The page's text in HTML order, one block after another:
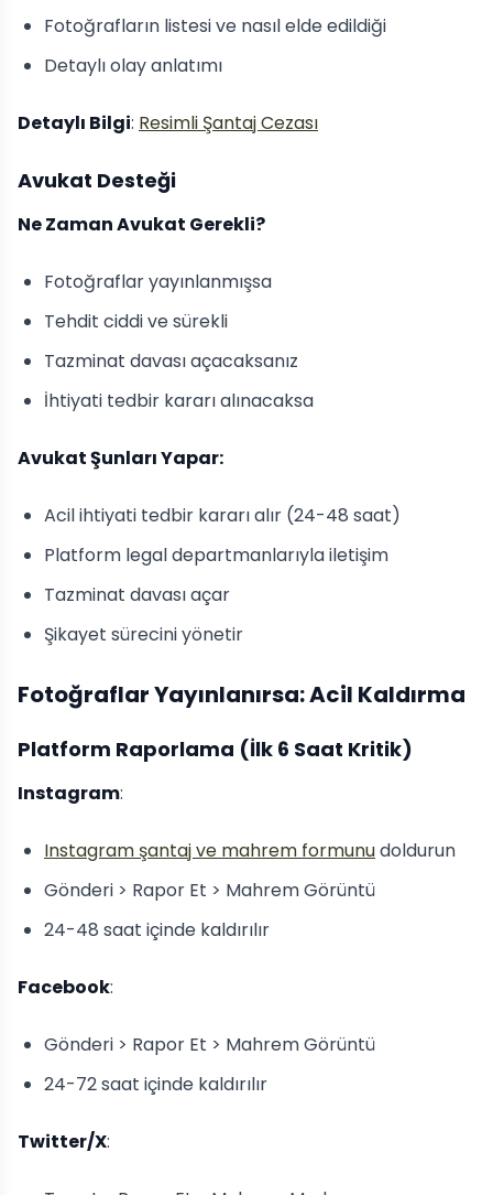
Fotoğrafların listesi ve nasıl elde edildiği
Detaylı olay anlatımı
Detaylı Bilgi: Resimli Şantaj Cezası
Avukat Desteği
Ne Zaman Avukat Gerekli?
Fotoğraflar yayınlanmışsa
Tehdit ciddi ve sürekli
Tazminat davası açacaksanız
İhtiyati tedbir kararı alınacaksa
Avukat Şunları Yapar:
Acil ihtiyati tedbir kararı alır (24-48 saat)
Platform legal departmanlarıyla iletişim
Tazminat davası açar
Şikayet sürecini yönetir
Fotoğraflar Yayınlanırsa: Acil Kaldırma
Platform Raporlama (İlk 6 Saat Kritik)
Instagram:
Instagram şantaj ve mahrem formunudoldurun
Gönderi > Rapor Et > Mahrem Görüntü
24-48 saat içinde kaldırılır
Facebook:
Gönderi > Rapor Et > Mahrem Görüntü
24-72 saat içinde kaldırılır
Twitter/X: